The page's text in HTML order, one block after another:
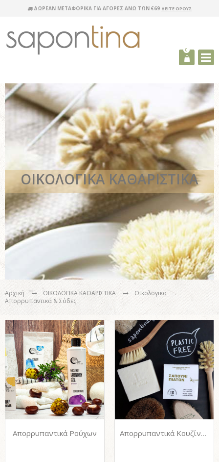
ΔΩΡΕΑΝ ΜΕΤΑΦΟΡΙΚΑ ΓΙΑ ΑΓΟΡΕΣ ΑΝΩ ΤΩΝ €69 ΔΕΙΤΕ ΟΡΟΥΣ
0
ΟΙΚΟΛΟΓΙΚΑ ΚΑΘΑΡΙΣΤΙΚΑ
Αρχική ΟΙΚΟΛΟΓΙΚΑ ΚΑΘΑΡΙΣΤΙΚΑ
Οικολογικά
Απορρυπαντικά & Σόδες
Απορρυπαντικά Ρούχων Απορρυπαντικά Κουζίνας & Πιάτων